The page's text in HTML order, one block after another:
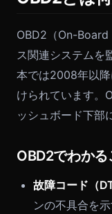
OBD2（On-
ス関連システムを
本では2008年以
けられています。
ッシュボード下部
OBD2でわかる
故障コード（
ンの不具合を